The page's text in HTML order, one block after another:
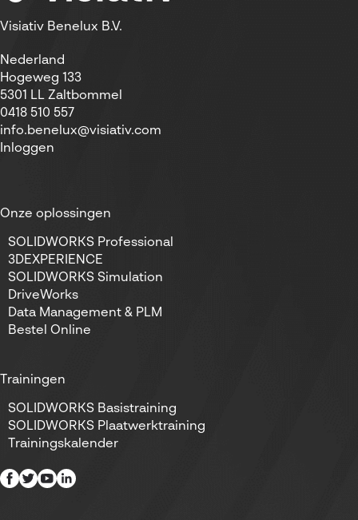
Visiativ Benelux B.V.
Nederland
Hogeweg 133
5301 LL Zaltbommel
0418 510 557
info.benelux@visiativ.com
Inloggen
Onze oplossingen
SOLIDWORKS Professional
3DEXPERIENCE
SOLIDWORKS Simulation
DriveWorks
Data Management & PLM
Bestel Online
Trainingen
SOLIDWORKS Basistraining
SOLIDWORKS Plaatwerktraining
Trainingskalender